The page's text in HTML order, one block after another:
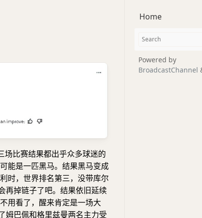
场比赛结果都出乎众多球迷的
能是一匹黑马。结果黑马变成
时，世界排名第三，没带库尔
再掉链子了吧。结果依旧延续
用看了，醒来肯定是一场大
姆巴佩和格里兹曼两名主力受
Home
Powered by
BroadcastChannel